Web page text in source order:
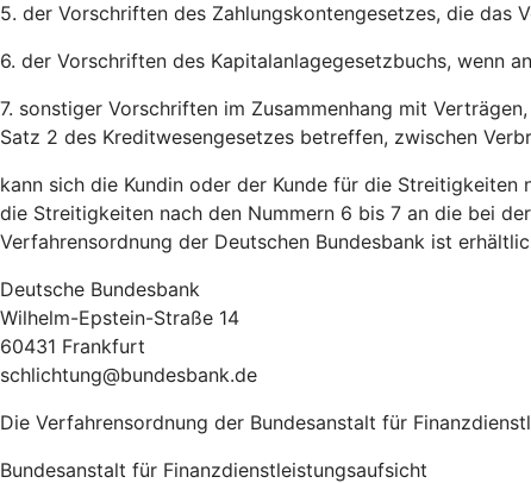
5. der Vorschriften des Zahlungskontengesetzes, die das
6. der Vorschriften des Kapitalanlagegesetzbuchs, wenn
7. sonstiger Vorschriften im Zusammenhang mit
Satz 2 des Kreditwesengesetzes betreffen, zwischen
kann sich die Kundin oder der Kunde für die
die Streitigkeiten nach den Nummern 6 bis 7 an die bei
Verfahrensordnung der Deutschen Bundesbank ist
Deutsche Bundesbank
Wilhelm-Epstein-Straße 14
60431 Frankfurt
schlichtung@bundesbank.de
Die Verfahrensordnung der Bundesanstalt für
Bundesanstalt für Finanzdienstleistungsaufsicht